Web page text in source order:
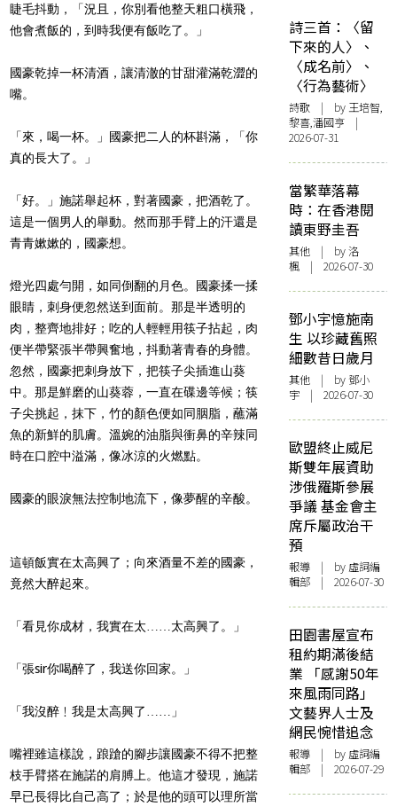
睫毛抖動，「況且，你別看他整天粗口橫飛，
他會煮飯的，到時我便有飯吃了。」
國豪乾掉一杯清酒，讓清澈的甘甜灌滿乾澀的
嘴。
「來，喝一杯。」國豪把二人的杯斟滿，「你
真的長大了。」
「好。」施諾舉起杯，對著國豪，把酒乾了。
這是一個男人的舉動。然而那手臂上的汗還是
青青嫰嫰的，國豪想。
燈光四處勻開，如同倒翻的月色。國豪揉一揉
眼睛，刺身便忽然送到面前。那是半透明的
肉，整齊地排好；吃的人輕輕用筷子拈起，肉
便半帶緊張半帶興奮地，抖動著青春的身體。
忽然，國豪把刺身放下，把筷子尖插進山葵
中。那是鮮磨的山葵蓉，一直在碟邊等候；筷
子尖挑起，抹下，竹的顏色便如同胭脂，蘸滿
魚的新鮮的肌膚。溫婉的油脂與衝鼻的辛辣同
時在口腔中溢滿，像冰涼的火燃點。
國豪的眼淚無法控制地流下，像夢醒的辛酸。
這頓飯實在太高興了；向來酒量不差的國豪，
竟然大醉起來。
「看見你成材，我實在太……太高興了。」
「張sir你喝醉了，我送你回家。」
「我沒醉﹗我是太高興了……」
嘴裡雖這樣說，踉蹌的腳步讓國豪不得不把整
枝手臂搭在施諾的肩膊上。他這才發現，施諾
早已長得比自己高了；於是他的頭可以理所當
詩三首：〈留
下來的人〉、
〈成名前〉、
〈行為藝術〉
詩歌 | by 王培智,
黎喜,潘國亨 |
2026-07-31
當繁華落幕
時：在香港閱
讀東野圭吾
其他 | by洛
楓 | 2026-07-30
鄧小宇憶施南
生 以珍藏舊照
細數昔日歲月
其他 | by 鄧小
宇 | 2026-07-30
歐盟終止威尼
斯雙年展資助
涉俄羅斯參展
爭議 基金會主
席斥屬政治干
預
報導 | by 虛詞編
輯部 | 2026-07-30
田園書屋宣布
租約期滿後結
業 「感謝50年
來風雨同路」
文藝界人士及
網民惋惜追念
報導 | by 虛詞編
輯部 | 2026-07-29